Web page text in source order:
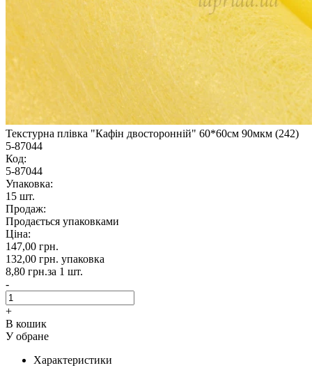
Текстурна плівка "Кафін двосторонній" 60*60см 90мкм (242)
5-87044
Код:
5-87044
Упаковка:
15 шт.
Продаж:
Продається упаковками
Ціна:
147,00 грн.
132,00 грн. упаковка
8,80 грн.за 1 шт.
-
+
В кошик
У обране
Характеристики